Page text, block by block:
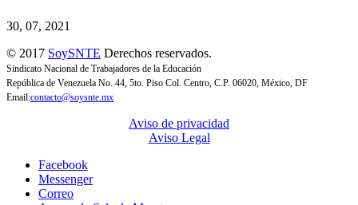
30, 07, 2021
© 2017 SoySNTE Derechos reservados.
Sindicato Nacional de Trabajadores de la Educación
República de Venezuela No. 44, 5to. Piso Col. Centro, C.P. 06020, México, DF
Email:contacto@soysnte.mx
Aviso de privacidad
Aviso Legal
Facebook
Messenger
Correo